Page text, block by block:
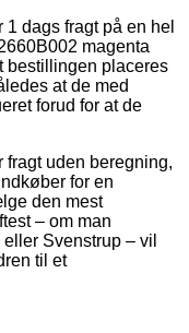
dags fragt på en hel
magenta
bestillingen placeres
at de med
forud for at de
fragt uden beregning,
for en
den mest
– om man
Svenstrup – vil
til et